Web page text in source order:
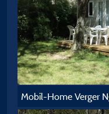
Mobil-Home Verger